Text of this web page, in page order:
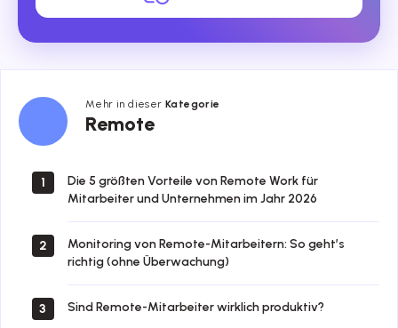
Mehr in dieser Kategorie
Remote
Remote
1
Die 5 größten Vorteile von Remote Work für
Mitarbeiter und Unternehmen im Jahr 2026
2
Monitoring von Remote-Mitarbeitern: So geht’s
richtig (ohne Überwachung)
3 Sind Remote-Mitarbeiter wirklich produktiv?